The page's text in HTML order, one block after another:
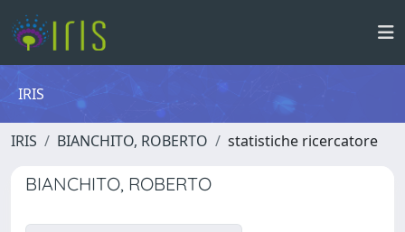
IRIS
IRIS BIANCHITO, ROBERTO statistiche ricercatore
BIANCHITO, ROBERTO